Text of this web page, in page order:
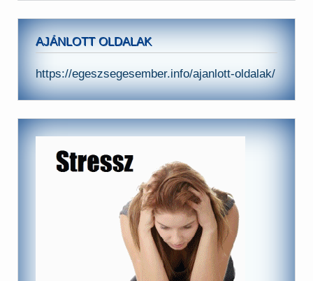
AJÁNLOTT OLDALAK
https://egeszsegesember.info/ajanlott-oldalak/